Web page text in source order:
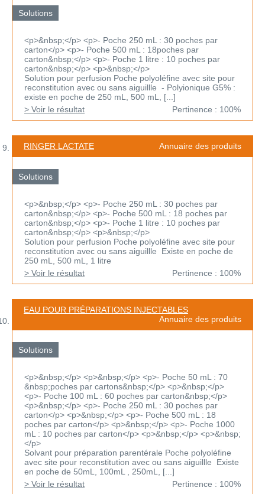
Solutions
<p>&nbsp;</p> <p>- Poche 250 mL : 30 poches par
carton</p> <p>- Poche 500 mL : 18poches par
carton&nbsp;</p> <p>- Poche 1 litre : 10 poches par
carton&nbsp;</p> <p>&nbsp;</p>
Solution pour perfusion Poche polyoléfine avec site pour
reconstitution avec ou sans aiguillle - Polyionique G5% :
existe en poche de 250 mL, 500 mL, [...]
> Voir le résultat
Pertinence : 100%
RINGER LACTATE Annuaire des produits
Solutions
<p>&nbsp;</p> <p>- Poche 250 mL : 30 poches par
carton&nbsp;</p> <p>- Poche 500 mL : 18 poches par
carton&nbsp;</p> <p>- Poche 1 litre : 10 poches par
carton&nbsp;</p> <p>&nbsp;</p>
Solution pour perfusion Poche polyoléfine avec site pour
reconstitution avec ou sans aiguillle Existe en poche de
250 mL, 500 mL, 1 litre
> Voir le résultat
Pertinence : 100%
EAU POUR PRÉPARATIONS INJECTABLES
Annuaire des produits
Solutions
<p>&nbsp;</p> <p>&nbsp;</p> <p>- Poche 50 mL : 70
&nbsp;poches par cartons&nbsp;</p> <p>&nbsp;</p>
<p>- Poche 100 mL : 60 poches par carton&nbsp;</p>
<p>&nbsp;</p> <p>- Poche 250 mL : 30 poches par
carton</p> <p>&nbsp;</p> <p>- Poche 500 mL : 18
poches par carton</p> <p>&nbsp;</p> <p>- Poche 1000
mL : 10 poches par carton</p> <p>&nbsp;</p> <p>&nbsp;
</p>
Solvant pour préparation parentérale Poche polyoléfine
avec site pour reconstitution avec ou sans aiguillle Existe
en poche de 50mL, 100mL , 250mL, [...]
> Voir le résultat
Pertinence : 100%